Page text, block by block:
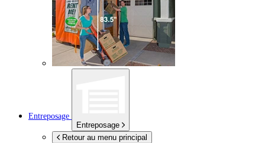
Entreposage
Entreposage
Retour au menu principal